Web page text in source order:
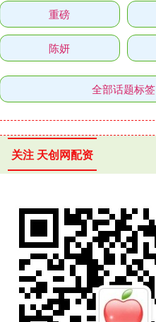
重磅
陈妍
全部话题标签
关注 天创网配资